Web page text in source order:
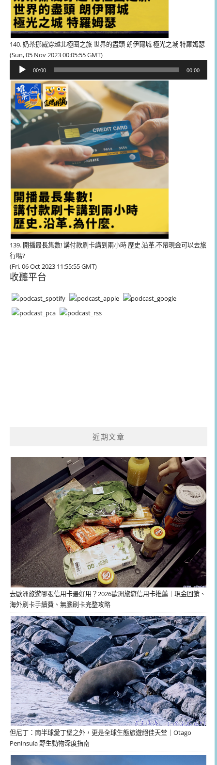
140. 奶茶挪威穿越北極圈之旅 世界的盡頭 朗伊爾城 極光之城 特羅姆瑟
(Sun, 05 Nov 2023 00:05:55 GMT)
播
放
器
00:00 00:00
139. 開播最長集數! 講付款刷卡講到兩小時 歷史.沿革.不帶現金可以去旅
行嗎?
(Fri, 06 Oct 2023 11:55:55 GMT)
收聽平台
近期文章
去歐洲旅遊哪張信用卡最好用？2026歐洲旅遊信用卡推薦｜現金回饋、
海外刷卡手續費、無腦刷卡完整攻略
但尼丁：南半球愛丁堡之外，更是全球生態旅遊絕佳天堂｜Otago
Peninsula 野生動物深度指南